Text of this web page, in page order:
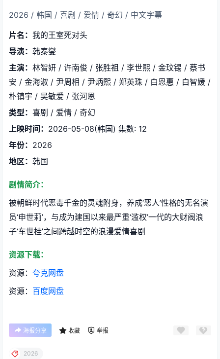
2026 / 韩国 / 喜剧 / 爱情 / 奇幻 / 中文字幕
片名： 我的王室死对头
导演： 韩泰燮
主演： 林智妍 / 许南俊 / 张胜祖 / 李世熙 / 金玟锡 / 蔡书
安 / 金海淑 / 尹周相 / 尹炳熙 / 郑英珠 / 白恩惠 / 白智媛 /
朴镇宇 / 吴敏爱 / 张河恩
类型： 喜剧 / 爱情 / 奇幻
上映时间： 2026-05-08(韩国) 集数: 12
年份： 2026
地区： 韩国
剧情简介：
被朝鲜时代恶毒千金的灵魂附身，养成‘恶人’性格的无名演
员‘申世莉’，与成为建国以来最严重‘滥权’一代的大财阀浪
子‘车世桂’之间跨越时空的浪漫爱情喜剧
资源下载：
资源： 夸克网盘
资源： 百度网盘
海报分享 收藏 举报
2026